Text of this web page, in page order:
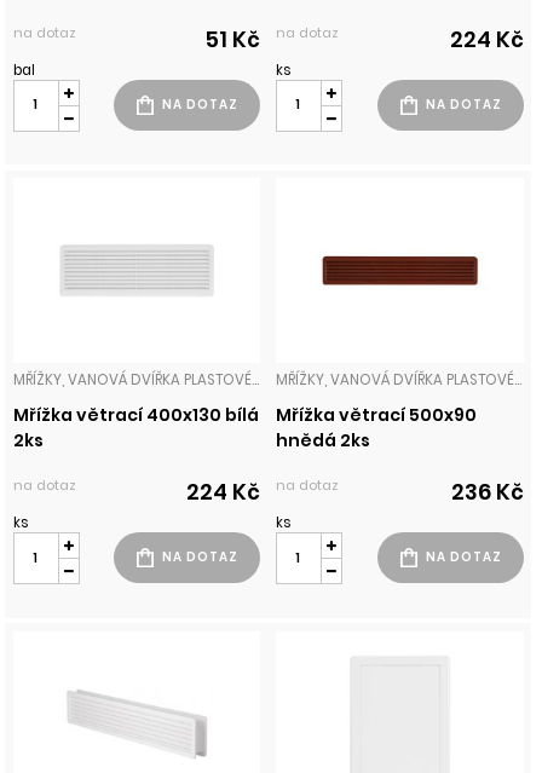
na dotaz 51 Kč
bal
na dotaz 224 Kč
ks
MŘÍŽKY, VANOVÁ DVÍŘKA PLASTOVÉ MŘÍŽKY
Mřížka větrací 400x130 bílá
2ks
na dotaz 224 Kč
ks
MŘÍŽKY, VANOVÁ DVÍŘKA PLASTOVÉ MŘÍŽKY
Mřížka větrací 500x90
hnědá 2ks
na dotaz 236 Kč
ks